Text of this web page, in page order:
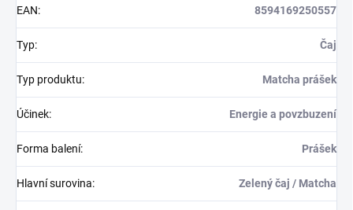
EAN: 8594169250557
Typ: Čaj
Typ produktu: Matcha prášek
Účinek: Energie a povzbuzení
Forma balení: Prášek
Hlavní surovina: Zelený čaj / Matcha